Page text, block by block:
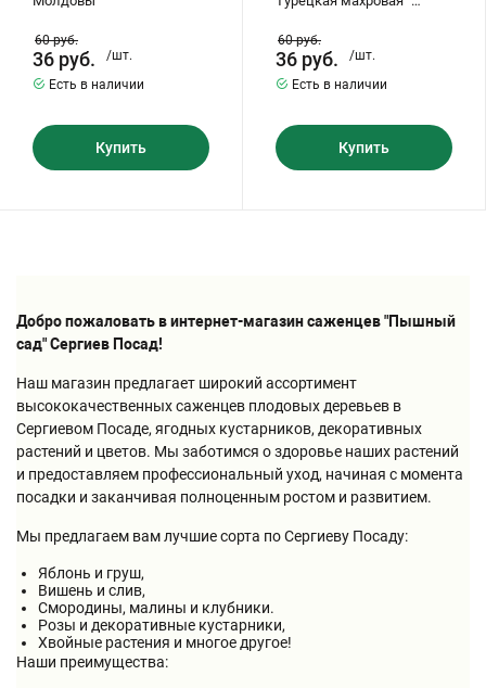
60руб.
36 руб.
/шт.
Есть в наличии
Купить
60руб.
36 руб.
/шт.
Есть в наличии
Купить
Добро пожаловать в интернет-магазин саженцев "Пышный
сад" Сергиев Посад!
Наш магазин предлагает широкий ассортимент
высококачественных саженцев плодовых деревьев в
Сергиевом Посаде, ягодных кустарников, декоративных
растений и цветов. Мы заботимся о здоровье наших растений
и предоставляем профессиональный уход, начиная с момента
посадки и заканчивая полноценным ростом и развитием.
Мы предлагаем вам лучшие сорта по Сергиеву Посаду:
Яблонь и груш,
Вишень и слив,
Смородины, малины и клубники.
Розы и декоративные кустарники,
Хвойные растения и многое другое!
Наши преимущества: